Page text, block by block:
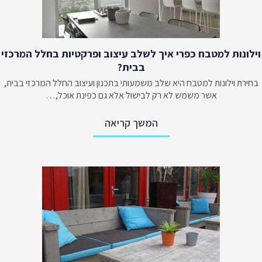
וילונות למטבח כפרי איך לשלב עיצוב ופרקטיות בחלל המרכזי
בבית?
בחירת וילונות למטבח היא שלב משמעותי בתכנון ועיצוב החלל המרכזי בבית,
אשר משמש לא רק לבישול אלא גם כפינת אוכל,…
המשך קריאה